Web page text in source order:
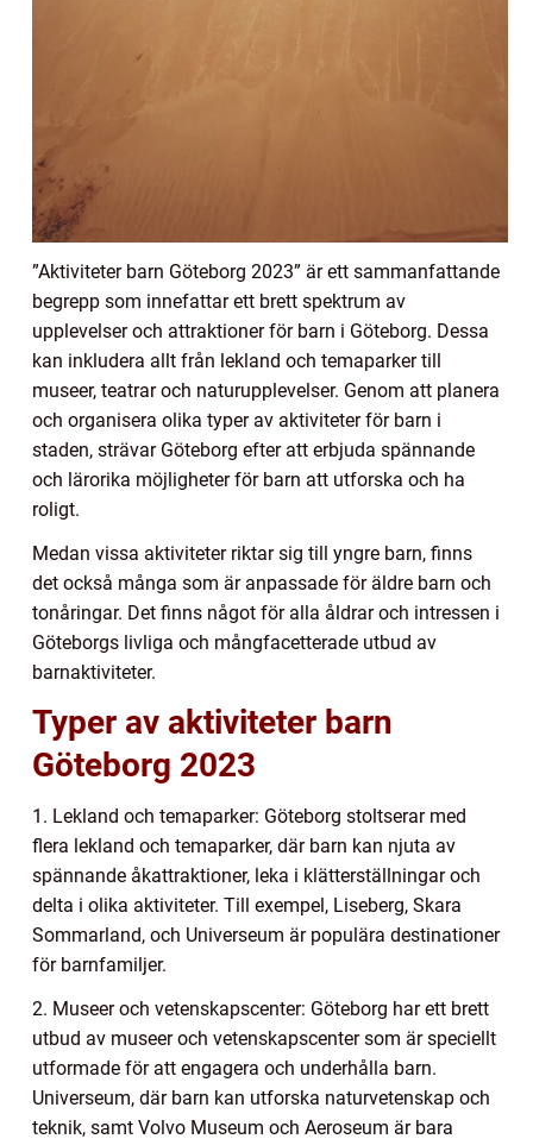
”Aktiviteter barn Göteborg 2023” är ett sammanfattande
begrepp som innefattar ett brett spektrum av
upplevelser och attraktioner för barn i Göteborg. Dessa
kan inkludera allt från lekland och temaparker till
museer, teatrar och naturupplevelser. Genom att planera
och organisera olika typer av aktiviteter för barn i
staden, strävar Göteborg efter att erbjuda spännande
och lärorika möjligheter för barn att utforska och ha
roligt.
Medan vissa aktiviteter riktar sig till yngre barn, finns
det också många som är anpassade för äldre barn och
tonåringar. Det finns något för alla åldrar och intressen i
Göteborgs livliga och mångfacetterade utbud av
barnaktiviteter.
Typer av aktiviteter barn
Göteborg 2023
1. Lekland och temaparker: Göteborg stoltserar med
flera lekland och temaparker, där barn kan njuta av
spännande åkattraktioner, leka i klätterställningar och
delta i olika aktiviteter. Till exempel, Liseberg, Skara
Sommarland, och Universeum är populära destinationer
för barnfamiljer.
2. Museer och vetenskapscenter: Göteborg har ett brett
utbud av museer och vetenskapscenter som är speciellt
utformade för att engagera och underhålla barn.
Universeum, där barn kan utforska naturvetenskap och
teknik, samt Volvo Museum och Aeroseum är bara